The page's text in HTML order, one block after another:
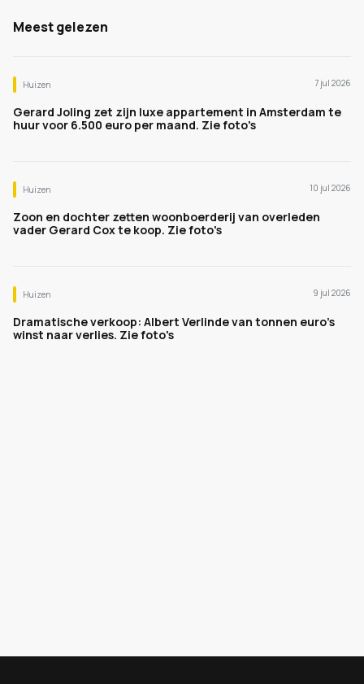
Meest gelezen
Huizen 7 jul 2026
Gerard Joling zet zijn luxe appartement in Amsterdam te
huur voor 6.500 euro per maand. Zie foto's
Huizen 10 jul 2026
Zoon en dochter zetten woonboerderij van overleden
vader Gerard Cox te koop. Zie foto's
Huizen 9 jul 2026
Dramatische verkoop: Albert Verlinde van tonnen euro's
winst naar verlies. Zie foto's